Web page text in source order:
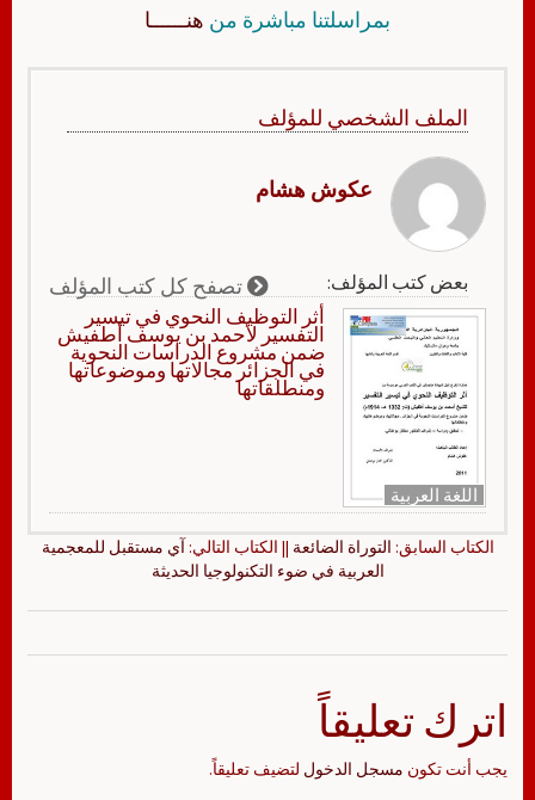
بمراسلتنا مباشرة من هنــــــا
الملف الشخصي للمؤلف
عكوش هشام
بعض كتب المؤلف: تصفح كل كتب المؤلف
اللغة العربية
أثر التوظيف النحوي في تيسير
التفسير لأحمد بن يوسف أطفيش
ضمن مشروع الدراسات النحوية
في الجزائر مجالاتها وموضوعاتها
ومنطلقاتها
الكتاب السابق: التوراة الضائعة || الكتاب التالي:آي مستقبل للمعجمية
العربية في ضوء التكنولوجيا الحديثة
اترك تعليقاً
يجب أنت تكون مسجل الدخول لتضيف تعليقاً.